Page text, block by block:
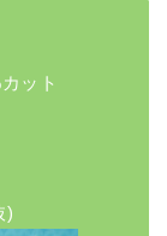
ット
)